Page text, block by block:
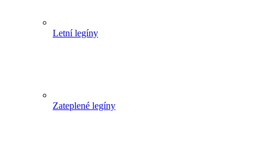
Letní legíny
Zateplené legíny